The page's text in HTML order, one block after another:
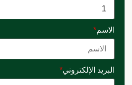
الاسم*
البريد الإلكتروني*